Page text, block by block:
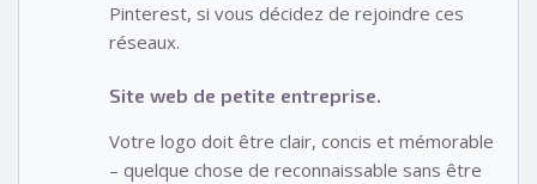
Pinterest, si vous décidez de rejoindre ces
réseaux.
Site web de petite entreprise.
Votre logo doit être clair, concis et mémorable
– quelque chose de reconnaissable sans être